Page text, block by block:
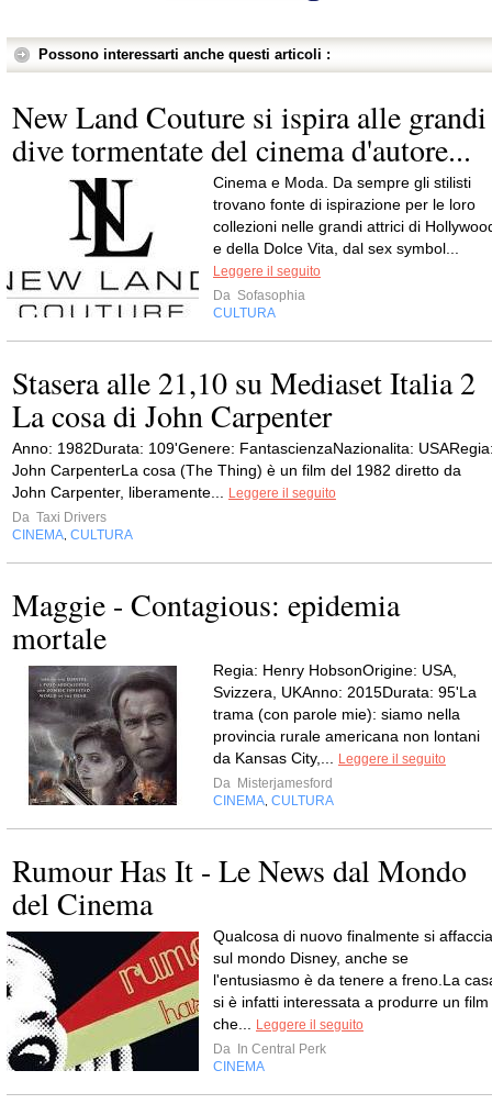
Possono interessarti anche questi articoli :
New Land Couture si ispira alle grandi
dive tormentate del cinema d'autore...
Cinema e Moda. Da sempre gli stilisti
trovano fonte di ispirazione per le loro
collezioni nelle grandi attrici di
e della Dolce Vita, dal sex symbol...
Leggere il seguito
Da Sofasophia
CULTURA
Stasera alle 21,10 su Mediaset Italia 2
La cosa di John Carpenter
Anno: 1982Durata: 109'Genere: FantascienzaNazionalita:
John CarpenterLa cosa (The Thing) è un film del 1982 diretto da
John Carpenter, liberamente...
Leggere il seguito
Da Taxi Drivers
CINEMA CULTURA
Maggie - Contagious: epidemia
mortale
Regia: Henry HobsonOrigine: USA,
Svizzera, UKAnno: 2015Durata: 95'La
trama (con parole mie): siamo nella
provincia rurale americana non lontani
da Kansas City,...
Leggere il seguito
Da Misterjamesford
CINEMA CULTURA
Rumour Has It - Le News dal Mondo
del Cinema
Qualcosa di nuovo finalmente si affaccia
sul mondo Disney, anche se
l'entusiasmo è da tenere a freno.La
si è infatti interessata a produrre un film
che...
Leggere il seguito
Da
In Central Perk
CINEMA